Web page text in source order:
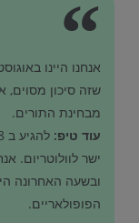
שזה סיכון
מבחינת התורים.
עוד טיפ:
ובשעה האחרונה
הפופולאריים.